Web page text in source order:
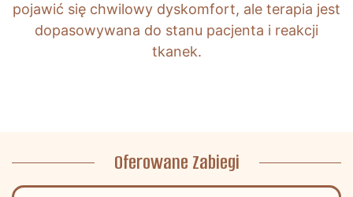
pojawić się chwilowy dyskomfort, ale terapia jest
dopasowywana do stanu pacjenta i reakcji
tkanek.
Oferowane Zabiegi